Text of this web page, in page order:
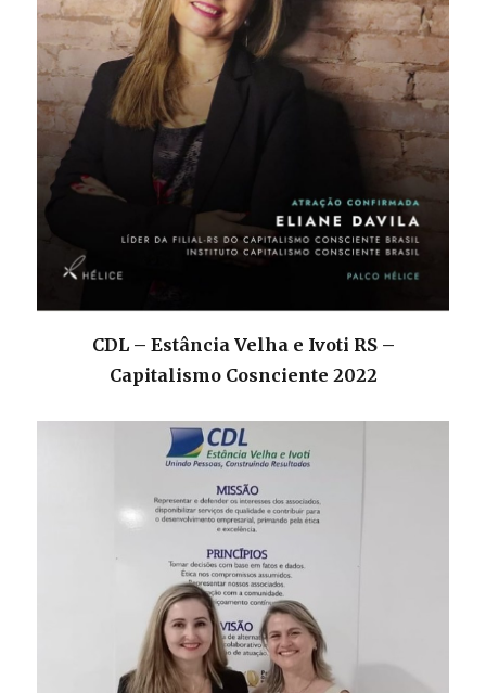
CDL – Estância Velha e Ivoti RS –
Capitalismo Cosnciente 2022